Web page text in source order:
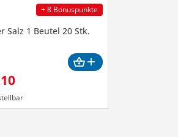
+ 8 Bonuspunkte
Salz 1 Beutel 20 Stk.